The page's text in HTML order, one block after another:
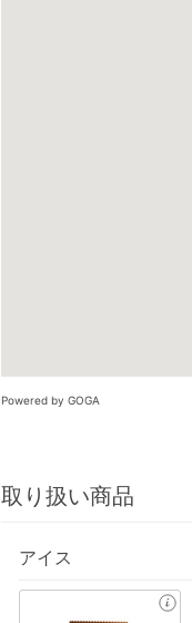
Powered by GOGA
取り扱い商品
アイス